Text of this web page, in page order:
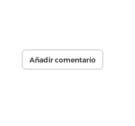
Añadir comentario